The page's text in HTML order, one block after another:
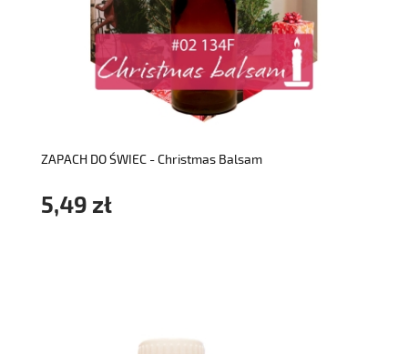
ZAPACH DO ŚWIEC - Christmas Balsam
5,49 zł
do koszyka